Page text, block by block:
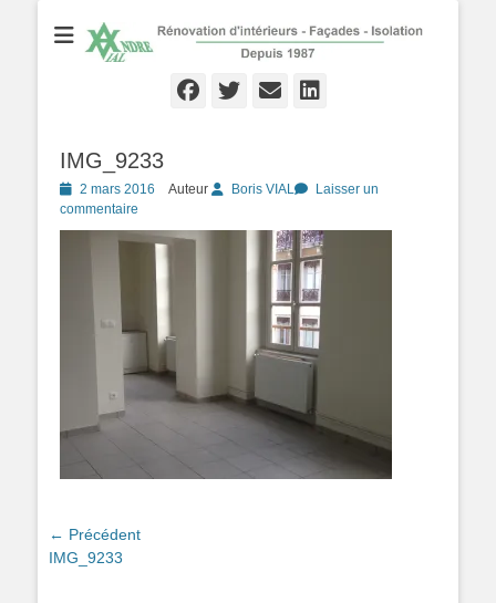
André VIAL
Rénovation d'Intérieurs - Façades - Isolation - Local depuis 1987
Facebook
Twitter
Email
IMG_9233
Posté
le
2 mars 2016 Auteur Boris VIAL
Laisser un
commentaire
Navigation
de
← Précédent
Article
IMG_9233